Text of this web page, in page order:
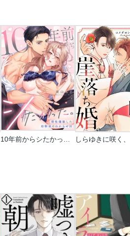
10年前からシたかった。～理性爆散した幼馴染のわからせＨ